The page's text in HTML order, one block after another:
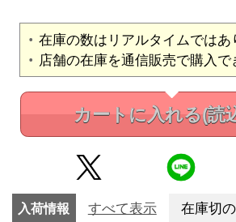
在庫の数はリアルタイムではあ
店舗の在庫を通信販売で購入で
カートに入れる(読
入荷情報 すべて表示 在庫切